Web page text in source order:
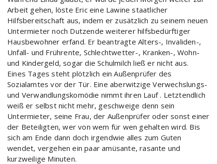
Arbeit gehen, löste Eric eine Lawine staatlicher
Hilfsbereitschaft aus, indem er zusätzlich zu seinem neuen
Untermieter noch Dutzende weiterer hilfsbedürftiger
Hausbewohner erfand. Er beantragte Alters-, Invaliden-,
Unfall- und Frührente, Schlechtwetter-, Kranken-, Wohn-
und Kindergeld, sogar die Schulmilch ließ er nicht aus.
Eines Tages steht plötzlich ein Außenprüfer des
Sozialamtes vor der Tür. Eine aberwitzige Verwechslungs-
und Verwandlungskomödie nimmt ihren Lauf . Letztendlich
weiß er selbst nicht mehr, geschweige denn sein
Untermieter, seine Frau, der Außenprüfer oder sonst einer
der Beteiligten, wer von wem für wen gehalten wird. Bis
sich am Ende dann doch irgendwie alles zum Guten
wendet, vergehen ein paar amüsante, rasante und
kurzweilige Minuten.